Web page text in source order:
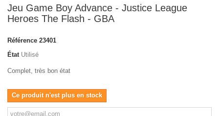
Jeu Game Boy Advance - Justice League
Heroes The Flash - GBA
Référence 23401
État Utilisé
Complet, très bon état
Ce produit n'est plus en stock